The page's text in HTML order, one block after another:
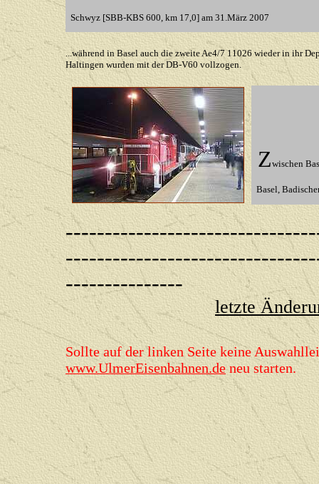
Schwyz [SBB-KBS 600, km 17,0] am 31.März 2007
...während in Basel auch die zweite Ae4/7 11026 wieder in ihr
Haltingen wurden mit der DB-V60 vollzogen.
Zwischen
Basel,
---------------
letzte
Sollte auf der linken Seite keine
www.UlmerEisenbahnen.deneu starten.